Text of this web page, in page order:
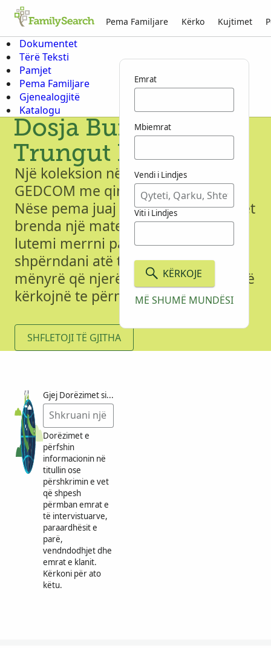
Pema Familjare Kërko Kujtimet
Dokumentet
Tërë Teksti
Pamjet
Pema Familjare
Gjenealogjitë
Katalogu
Dosja Burimore e
Trungut Familjar
Një koleksion në rritje i materialeve
GEDCOM me qindra miliona emra.
Nëse pema juaj familjare përmbahet
brenda një materiali GEDCOM, ju
lutemi merrni parasysh ta
shpërndani atë te FamilySearch në
mënyrë që njerëz të tjerë të mund të
kërkojnë te përmbajtja e tij.
SHFLETOJI TË GJITHA
Emrat
Mbiemrat
Vendi i Lindjes
Viti i Lindjes
KËRKOJE
MË SHUMË MUNDËSI
Gjej Dorëzimet sipas Fjalës Kyç
Dorëzimet e
përfshin
informacionin në
titullin ose
përshkrimin e vet
që shpesh
përmban emrat e
të intervistuarve,
paraardhësit e
parë,
vendndodhjet dhe
emrat e klanit.
Kërkoni për ato
këtu.